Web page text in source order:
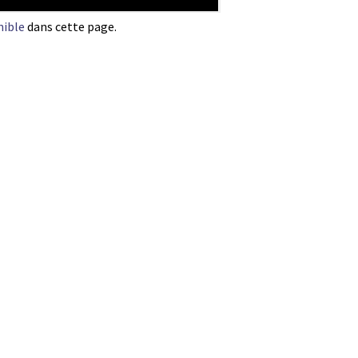
dans cette page.